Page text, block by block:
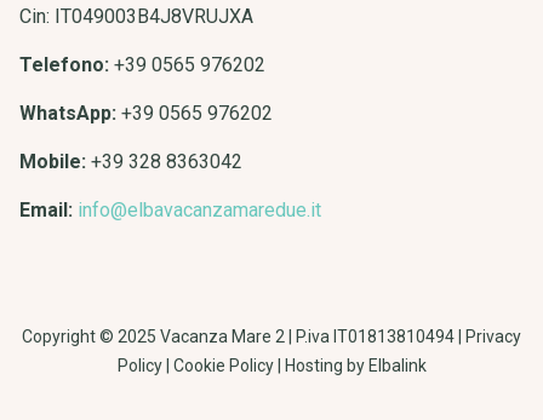
Cin: IT049003B4J8VRUJXA
Telefono: +39 0565 976202
WhatsApp: +39 0565 976202
Mobile: +39 328 8363042
Email: info@elbavacanzamaredue.it
Copyright © 2025 Vacanza Mare 2 | P.iva IT01813810494 |
Privacy
Policy| Cookie Policy| Hosting by Elbalink